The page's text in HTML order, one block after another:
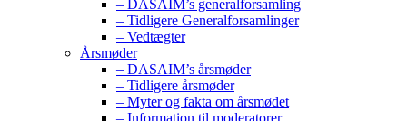
– DASAIM’s generalforsamling
– Tidligere Generalforsamlinger
– Vedtægter
Årsmøder
– DASAIM’s årsmøder
– Tidligere årsmøder
– Myter og fakta om årsmødet
– Information til moderatorer